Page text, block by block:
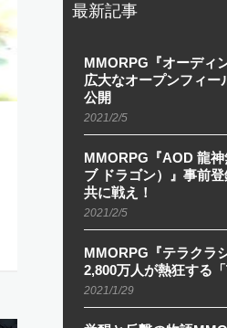
最新記事
MMORPG『オーディ
広大なオープンフィー
公開
2021/2/5
MMORPG『AOD 龍
ブ ドラゴン）』事前
共に戦え！
2021/2/5
MMORPG『テラクラ
2,800万人が熱狂する
2021/1/29